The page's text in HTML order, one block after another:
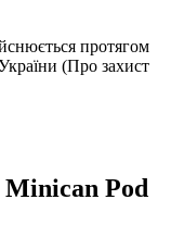
протягом
(Про захист
Pod